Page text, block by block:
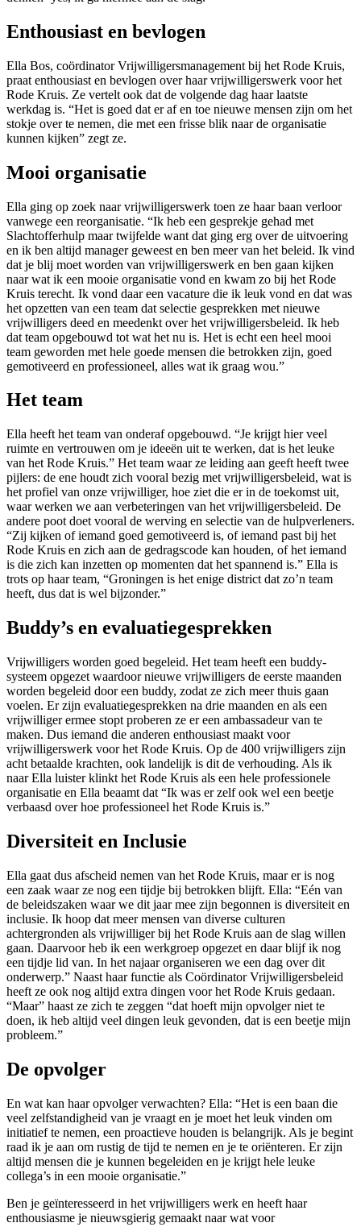
Enthousiast en bevlogen
Ella Bos, coördinator Vrijwilligersmanagement bij het Rode Kruis,
praat enthousiast en bevlogen over haar vrijwilligerswerk voor het
Rode Kruis. Ze vertelt ook dat de volgende dag haar laatste
werkdag is. “Het is goed dat er af en toe nieuwe mensen zijn om het
stokje over te nemen, die met een frisse blik naar de organisatie
kunnen kijken” zegt ze.
Mooi organisatie
Ella ging op zoek naar vrijwilligerswerk toen ze haar baan verloor
vanwege een reorganisatie. “Ik heb een gesprekje gehad met
Slachtofferhulp maar twijfelde want dat ging erg over de uitvoering
en ik ben altijd manager geweest en ben meer van het beleid. Ik vind
dat je blij moet worden van vrijwilligerswerk en ben gaan kijken
naar wat ik een mooie organisatie vond en kwam zo bij het Rode
Kruis terecht. Ik vond daar een vacature die ik leuk vond en dat was
het opzetten van een team dat selectie gesprekken met nieuwe
vrijwilligers deed en meedenkt over het vrijwilligersbeleid. Ik heb
dat team opgebouwd tot wat het nu is. Het is echt een heel mooi
team geworden met hele goede mensen die betrokken zijn, goed
gemotiveerd en professioneel, alles wat ik graag wou.”
Het team
Ella heeft het team van onderaf opgebouwd. “Je krijgt hier veel
ruimte en vertrouwen om je ideeën uit te werken, dat is het leuke
van het Rode Kruis.” Het team waar ze leiding aan geeft heeft twee
pijlers: de ene houdt zich vooral bezig met vrijwilligersbeleid, wat is
het profiel van onze vrijwilliger, hoe ziet die er in de toekomst uit,
waar werken we aan verbeteringen van het vrijwilligersbeleid. De
andere poot doet vooral de werving en selectie van de hulpverleners.
“Zij kijken of iemand goed gemotiveerd is, of iemand past bij het
Rode Kruis en zich aan de gedragscode kan houden, of het iemand
is die zich kan inzetten op momenten dat het spannend is.” Ella is
trots op haar team, “Groningen is het enige district dat zo’n team
heeft, dus dat is wel bijzonder.”
Buddy’s en evaluatiegesprekken
Vrijwilligers worden goed begeleid. Het team heeft een buddy-
systeem opgezet waardoor nieuwe vrijwilligers de eerste maanden
worden begeleid door een buddy, zodat ze zich meer thuis gaan
voelen. Er zijn evaluatiegesprekken na drie maanden en als een
vrijwilliger ermee stopt proberen ze er een ambassadeur van te
maken. Dus iemand die anderen enthousiast maakt voor
vrijwilligerswerk voor het Rode Kruis. Op de 400 vrijwilligers zijn
acht betaalde krachten, ook landelijk is dit de verhouding. Als ik
naar Ella luister klinkt het Rode Kruis als een hele professionele
organisatie en Ella beaamt dat “Ik was er zelf ook wel een beetje
verbaasd over hoe professioneel het Rode Kruis is.”
Diversiteit en Inclusie
Ella gaat dus afscheid nemen van het Rode Kruis, maar er is nog
een zaak waar ze nog een tijdje bij betrokken blijft. Ella: “Eén van
de beleidszaken waar we dit jaar mee zijn begonnen is diversiteit en
inclusie. Ik hoop dat meer mensen van diverse culturen
achtergronden als vrijwilliger bij het Rode Kruis aan de slag willen
gaan. Daarvoor heb ik een werkgroep opgezet en daar blijf ik nog
een tijdje lid van. In het najaar organiseren we een dag over dit
onderwerp.” Naast haar functie als Coördinator Vrijwilligersbeleid
heeft ze ook nog altijd extra dingen voor het Rode Kruis gedaan.
“Maar” haast ze zich te zeggen “dat hoeft mijn opvolger niet te
doen, ik heb altijd veel dingen leuk gevonden, dat is een beetje mijn
probleem.”
De opvolger
En wat kan haar opvolger verwachten? Ella: “Het is een baan die
veel zelfstandigheid van je vraagt en je moet het leuk vinden om
initiatief te nemen, een proactieve houden is belangrijk. Als je begint
raad ik je aan om rustig de tijd te nemen en je te oriënteren. Er zijn
altijd mensen die je kunnen begeleiden en je krijgt hele leuke
collega’s in een mooie organisatie.”
Ben je geïnteresseerd in het vrijwilligers werk en heeft haar
enthousiasme je nieuwsgierig gemaakt naar wat voor